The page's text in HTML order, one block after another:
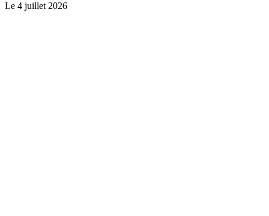
Le 4 juillet 2026